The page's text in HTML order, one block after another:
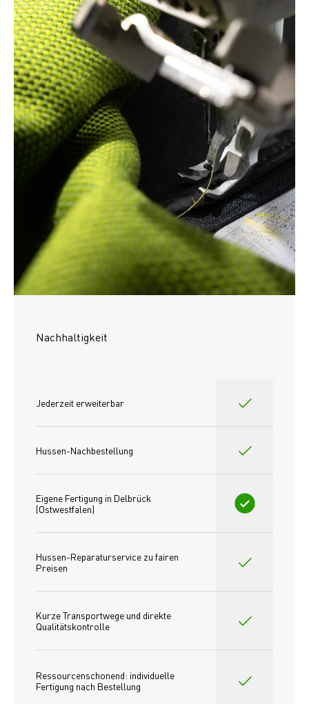
Nachhaltigkeit
Jederzeit erweiterbar
Hussen-Nachbestellung
Eigene Fertigung in Delbrück
(Ostwestfalen)
Hussen-Reparaturservice zu fairen
Preisen​
Kurze Transportwege und direkte
Qualitätskontrolle
Ressourcenschonend: individuelle
Fertigung nach Bestellung